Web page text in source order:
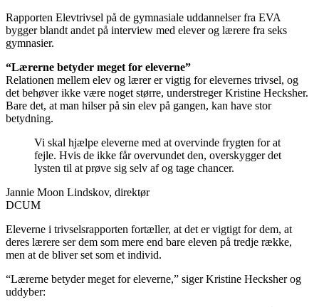
Rapporten Elevtrivsel på de gymnasiale uddannelser fra EVA
bygger blandt andet på interview med elever og lærere fra seks
gymnasier.
“Lærerne betyder meget for eleverne”
Relationen mellem elev og lærer er vigtig for elevernes trivsel, og
det behøver ikke være noget større, understreger Kristine Hecksher.
Bare det, at man hilser på sin elev på gangen, kan have stor
betydning.
Vi skal hjælpe eleverne med at overvinde frygten for at
fejle. Hvis de ikke får overvundet den, overskygger det
lysten til at prøve sig selv af og tage chancer.
Jannie Moon Lindskov, direktør
DCUM
Eleverne i trivselsrapporten fortæller, at det er vigtigt for dem, at
deres lærere ser dem som mere end bare eleven på tredje række,
men at de bliver set som et individ.
“Lærerne betyder meget for eleverne,” siger Kristine Hecksher og
uddyber: